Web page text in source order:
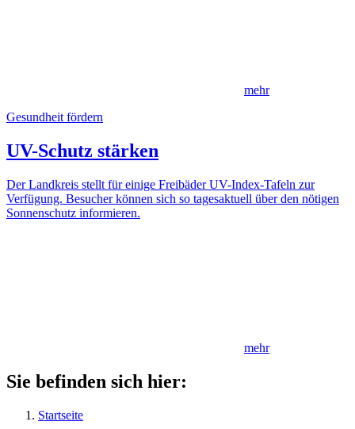
mehr
Gesundheit fördern
UV-Schutz stärken
Der Landkreis stellt für einige Freibäder UV-Index-Tafeln zur
Verfügung. Besucher können sich so tagesaktuell über den nötigen
Sonnenschutz informieren.
mehr
Sie befinden sich hier:
Startseite